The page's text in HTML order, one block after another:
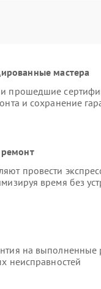
мастера
прошедшие
и сохранение
ремонт
провести
время без
на
неисправностей